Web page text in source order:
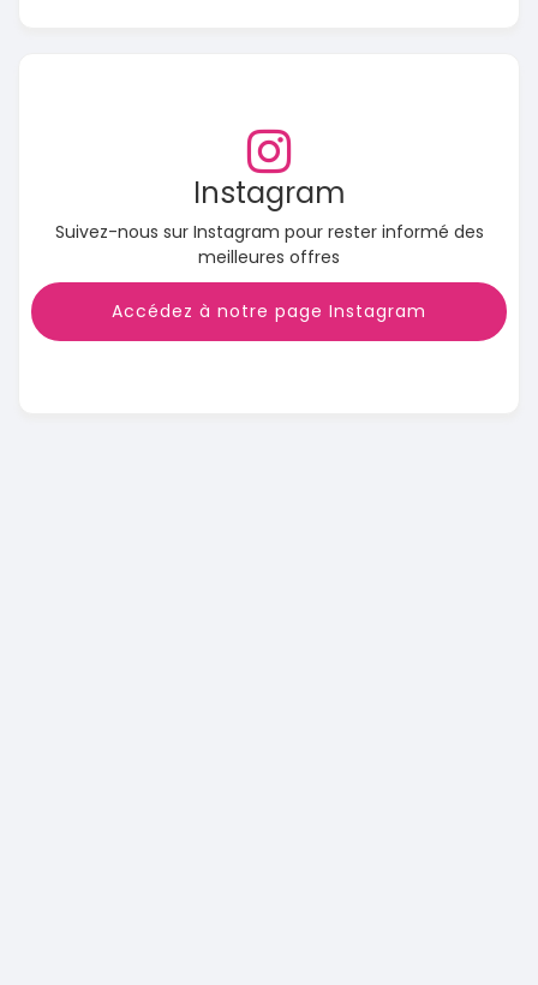
Instagram
Suivez-nous sur Instagram pour rester informé des
meilleures offres
Accédez à notre page Instagram